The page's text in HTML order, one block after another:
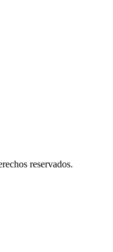
reservados.